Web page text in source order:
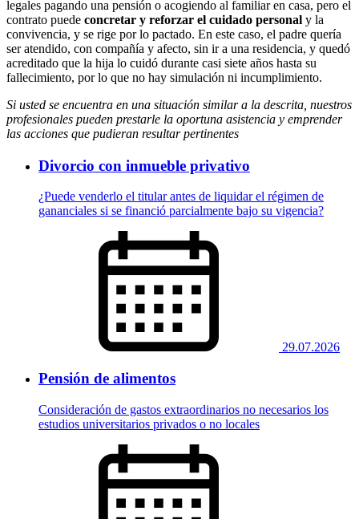
legales pagando una pensión o acogiendo al familiar en casa, pero el
contrato puede concretar y reforzar el cuidado personal y la
convivencia, y se rige por lo pactado. En este caso, el padre quería
ser atendido, con compañía y afecto, sin ir a una residencia, y quedó
acreditado que la hija lo cuidó durante casi siete años hasta su
fallecimiento, por lo que no hay simulación ni incumplimiento.
Si usted se encuentra en una situación similar a la descrita, nuestros
profesionales pueden prestarle la oportuna asistencia y emprender
las acciones que pudieran resultar pertinentes
Divorcio con inmueble privativo
¿Puede venderlo el titular antes de liquidar el régimen de
gananciales si se financió parcialmente bajo su vigencia?
29.07.2026
Pensión de alimentos
Consideración de gastos extraordinarios no necesarios los
estudios universitarios privados o no locales